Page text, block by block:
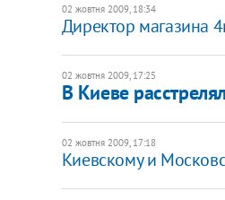
02 жовтня 2009, 18:34
Директор магазина
02 жовтня 2009, 17:25
В Киеве
02 жовтня 2009, 17:18
Киевскому и